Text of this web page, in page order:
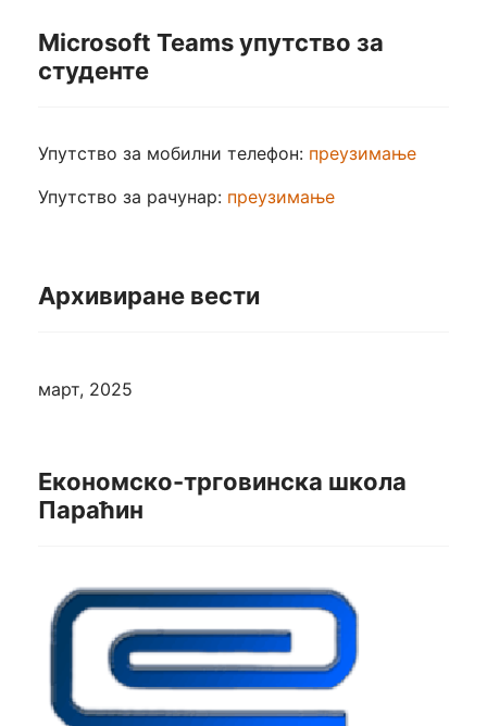
Microsoft Teams упутство за
студенте
Упутство за мобилни телефон: преузимање
Упутство за рачунар: преузимање
Архивиране вести
март, 2025
Економско-трговинска школа
Параћин